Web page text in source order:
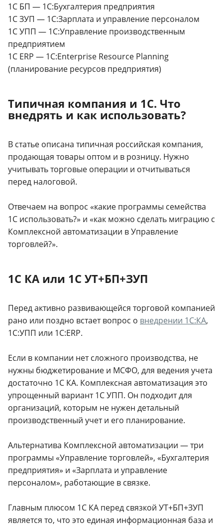
1С БП — 1С:Бухгалтерия предприятия
1С ЗУП — 1С:Зарплата и управление персоналом
1С УПП — 1С:Управление производственным
предприятием
1С ERP — 1С:Enterprise Resource Planning
(планирование ресурсов предприятия)
Типичная компания и 1С. Что
внедрять и как использовать?
В статье описана типичная российская компания,
продающая товары оптом и в розницу. Нужно
учитывать торговые операции и отчитываться
перед налоговой.
Отвечаем на вопрос «какие программы семейства
1С использовать?» и «как можно сделать миграцию с
Комплексной автоматизации в Управление
торговлей?».
1С КА или 1С УТ+БП+ЗУП
Перед активно развивающейся торговой компанией
рано или поздно встает вопрос о внедрении 1С:КА,
1С:УПП или 1С:ERP.
Если в компании нет сложного производства, не
нужны бюджетирование и МСФО, для ведения учета
достаточно 1С КА. Комплексная автоматизация это
упрощенный вариант 1С УПП. Он подходит для
организаций, которым не нужен детальный
производственный учет и его планирование.
Альтернатива Комплексной автоматизации — три
программы «Управление торговлей», «Бухгалтерия
предприятия» и «Зарплата и управление
персоналом», работающие в связке.
Главным плюсом 1С КА перед связкой УТ+БП+ЗУП
является то, что это единая информационная база и